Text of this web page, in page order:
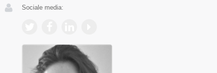
Sociale media: